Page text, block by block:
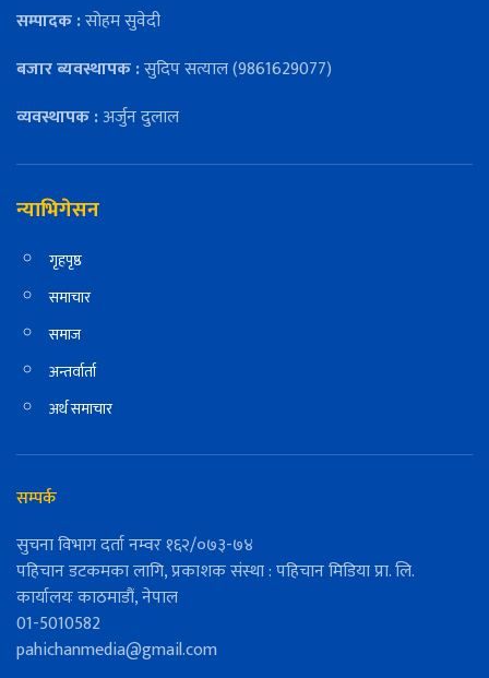
सम्पादक :सोहम सुवेदी
बजार ब्यवस्थापक :सुदिप सत्याल (9861629077)
व्यवस्थापक :अर्जुन दुलाल
न्याभिगेसन
गृहपृष्ठ
समाचार
समाज
अन्तर्वार्ता
अर्थ समाचार
सम्पर्क
सुचना विभाग दर्ता नम्वर १६२/०७३-७४
पहिचान डटकमका लागि, प्रकाशक संस्था : पहिचान मिडिया प्रा. लि.
कार्यालयः काठमाडौं, नेपाल
01-5010582
pahichanmedia@gmail.com